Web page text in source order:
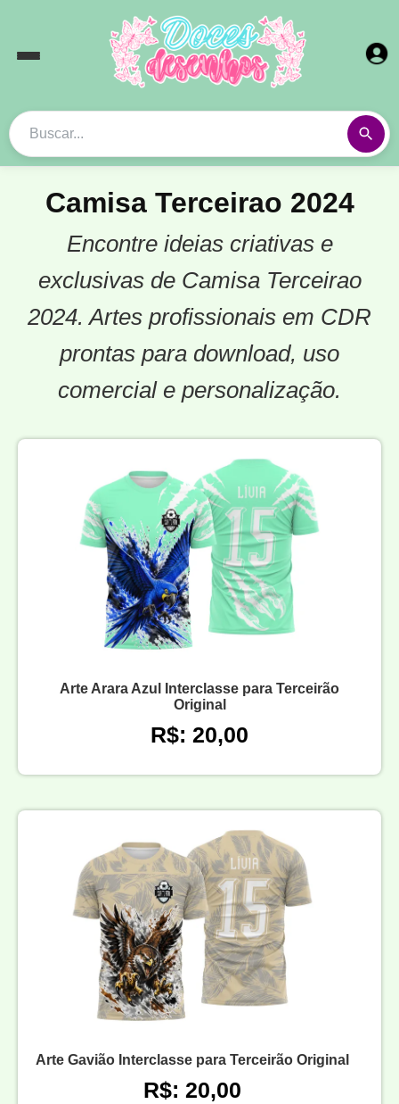
Camisa Terceirao 2024
Encontre ideias criativas e
exclusivas de Camisa Terceirao
2024. Artes profissionais em CDR
prontas para download, uso
comercial e personalização.
Arte Arara Azul Interclasse para Terceirão
Original
R$: 20,00
Arte Gavião Interclasse para Terceirão Original
R$: 20,00